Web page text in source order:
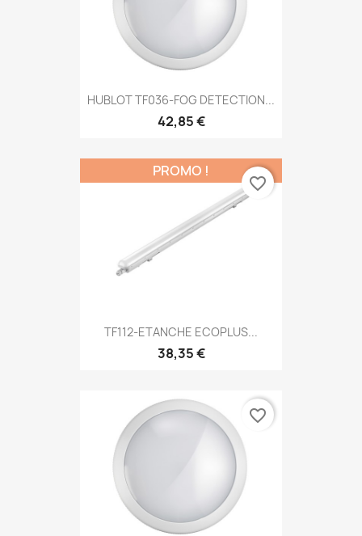
HUBLOT TF036-FOG DETECTION...
42,85 €
TF112-ETANCHE ECOPLUS...
38,35 €
PROMO !
favorite_border
favorite_border